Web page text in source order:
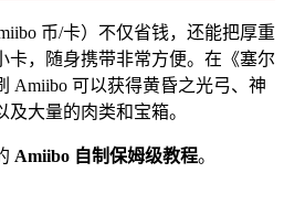
币/卡）不仅省钱，还能把厚重
卡，随身携带非常方便。在《塞尔
Amiibo 可以获得黄昏之光弓、神
大量的肉类和宝箱。
Amiibo 自制保姆级教程。